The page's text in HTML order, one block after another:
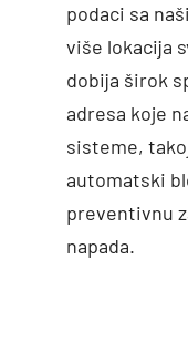
podaci sa
više lokacija
dobija širok
adresa koje
sisteme,
automatski
preventivnu
napada.